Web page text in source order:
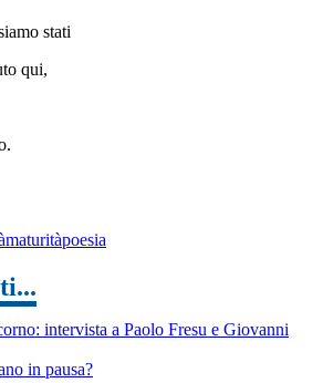
stati
qui,
maturitàpoesia
intervista a Paolo Fresu e Giovanni
in pausa?